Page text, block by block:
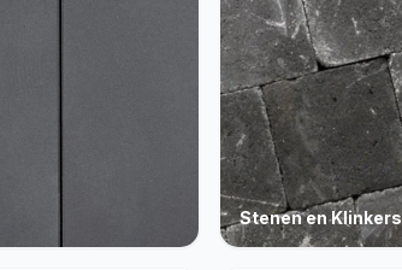
Stenen en Klinkers